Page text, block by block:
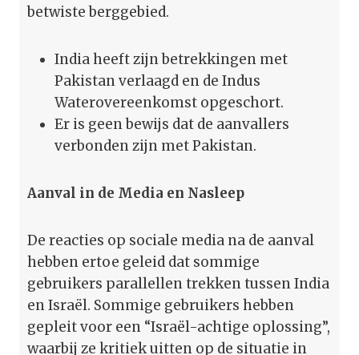
betwiste berggebied.
India heeft zijn betrekkingen met
Pakistan verlaagd en de Indus
Waterovereenkomst opgeschort.
Er is geen bewijs dat de aanvallers
verbonden zijn met Pakistan.
Aanval in de Media en Nasleep
De reacties op sociale media na de aanval
hebben ertoe geleid dat sommige
gebruikers parallellen trekken tussen India
en Israël. Sommige gebruikers hebben
gepleit voor een “Israël-achtige oplossing”,
waarbij ze kritiek uitten op de situatie in